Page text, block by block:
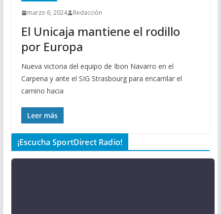
marzo 6, 2024 Redacción
El Unicaja mantiene el rodillo
por Europa
Nueva victoria del equipo de Ibon Navarro en el
Carpena y ante el SIG Strasbourg para encarrilar el
camino hacia
Leer más
¡Escucha SportDirect Radio!